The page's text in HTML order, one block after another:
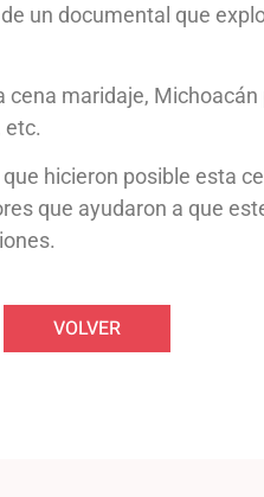
un documental que
cena maridaje,
etc.
hicieron posible esta
que ayudaron a que
VOLVER